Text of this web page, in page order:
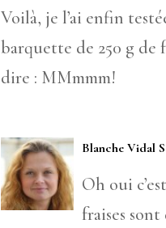
Voilà, je l’ai enfin
barquette de 250 g de
dire : MMmmm!
Blanche Vidal
Oh oui
fraises